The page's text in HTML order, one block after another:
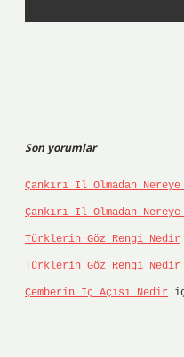
Son yorumlar
Çankırı Il Olmadan Nereye
Çankırı Il Olmadan Nereye
Türklerin Göz Rengi Nedir
Türklerin Göz Rengi Nedir
Çemberin Iç Açısı Nedir